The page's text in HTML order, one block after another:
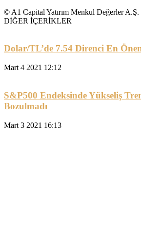
© A1 Capital Yatırım Menkul Değerler A.Ş.
DİĞER İÇERİKLER
Dolar/TL’de 7.54 Direnci En
Mart 4 2021 12:12
S&P500 Endeksinde Yükseliş
Bozulmadı
Mart 3 2021 16:13